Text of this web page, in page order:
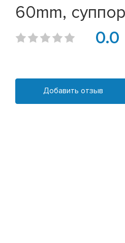
60mm,
0.0
Добавить отзыв